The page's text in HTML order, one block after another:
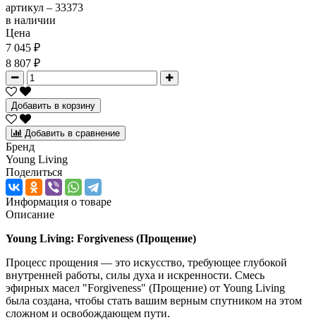
артикул – 33373
в наличии
Цена
7 045 ₽
8 807 ₽
Добавить в корзину
Добавить в сравнение
Бренд
Young Living
Поделиться
Информация о товаре
Описание
Young Living: Forgiveness (Прощение)
Процесс прощения — это искусство, требующее глубокой
внутренней работы, силы духа и искренности. Смесь
эфирных масел "Forgiveness" (Прощение) от Young Living
была создана, чтобы стать вашим верным спутником на этом
сложном и освобождающем пути.